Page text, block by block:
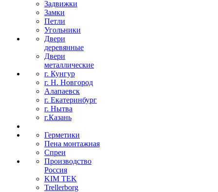
Задвижки
Замки
Петли
Угольники
Двери
деревянные
Двери
металлические
г. Кунгур
г. Н. Новгород
Алапаевск
г. Екатеринбург
г. Нытва
г.Казань
Герметики
Пена монтажная
Спреи
Производство
Россия
KIM TEK
Trellerborg